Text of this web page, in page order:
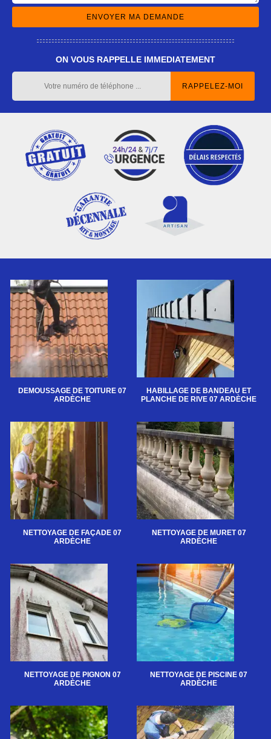
ON VOUS RAPPELLE IMMEDIATEMENT
DEMOUSSAGE DE TOITURE 07
ARDÈCHE
HABILLAGE DE BANDEAU ET
PLANCHE DE RIVE 07 ARDÈCHE
NETTOYAGE DE FAÇADE 07
ARDÈCHE
NETTOYAGE DE MURET 07
ARDÈCHE
NETTOYAGE DE PIGNON 07
ARDÈCHE
NETTOYAGE DE PISCINE 07
ARDÈCHE